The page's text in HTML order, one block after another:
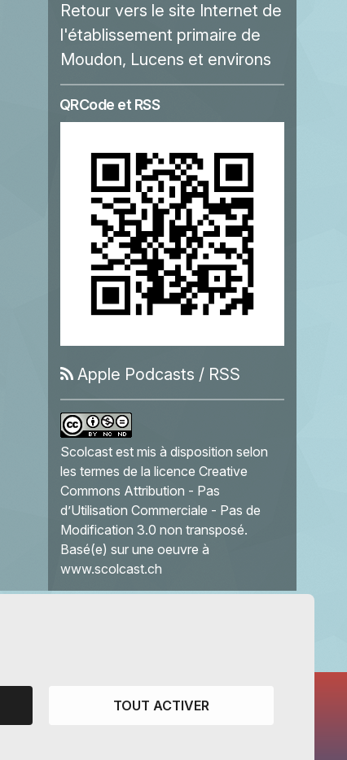
Retour vers le site Internet de
l'établissement primaire de
Moudon, Lucens et environs
QRCode et RSS
Apple Podcasts / RSS
Scolcast est mis à disposition selon
les termes de la licence Creative
Commons Attribution - Pas
d’Utilisation Commerciale - Pas de
Modification 3.0 non transposé.
Basé(e) sur une oeuvre à
www.scolcast.ch
TOUT ACTIVER